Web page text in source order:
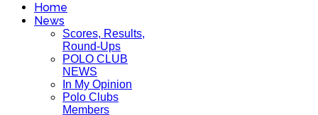
Home
News
Scores, Results,
Round-Ups
POLO CLUB
NEWS
In My Opinion
Polo Clubs
Members